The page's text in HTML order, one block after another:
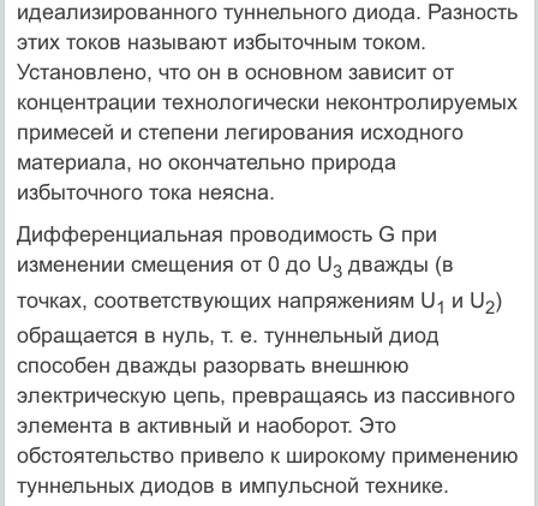
идеализированного туннельного диода. Разность
этих токов называют избыточным током.
Установлено, что он в основном зависит от
концентрации технологически неконтролируемых
примесей и степени легирования исходного
материала, но окончательно природа
избыточного тока неясна.
Дифференциальная проводимость G при
изменении смещения от 0 до U3 дважды (в
точках, соответствующих напряжениям U1 и U2)
обращается в нуль, т. е. туннельный диод
способен дважды разорвать внешнюю
электрическую цепь, превращаясь из пассивного
элемента в активный и наоборот. Это
обстоятельство привело к широкому применению
туннельных диодов в импульсной технике.